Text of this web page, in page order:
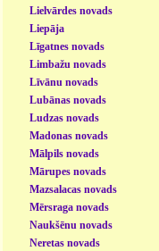
Lielvārdes novads
Liepāja
Līgatnes novads
Limbažu novads
Līvānu novads
Lubānas novads
Ludzas novads
Madonas novads
Mālpils novads
Mārupes novads
Mazsalacas novads
Mērsraga novads
Naukšēnu novads
Neretas novads